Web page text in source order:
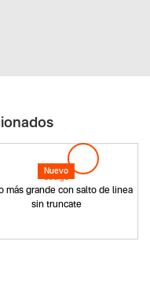
Nuevo
más grande con salto de linea
sin truncate
Codigo